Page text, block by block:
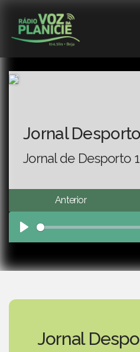
Jornal Desporto
Jornal de Desporto
Anterior
Play
Jornal